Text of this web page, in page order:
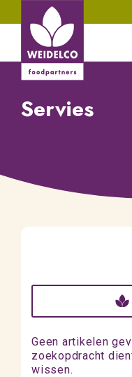
Servies
Geen artikelen
zoekopdracht
wissen.